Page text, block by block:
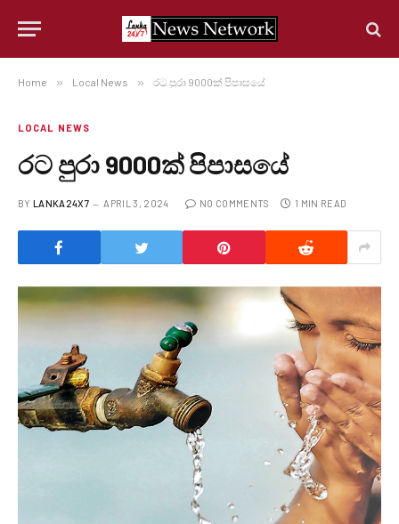
Home » Local News » රට පුරා 9000ක් පිපාසයේ
LOCAL NEWS
රට පුරා 9000ක් පිපාසයේ
BY LANKA24X7 APRIL 3, 2024 NO COMMENTS 1 MIN READ